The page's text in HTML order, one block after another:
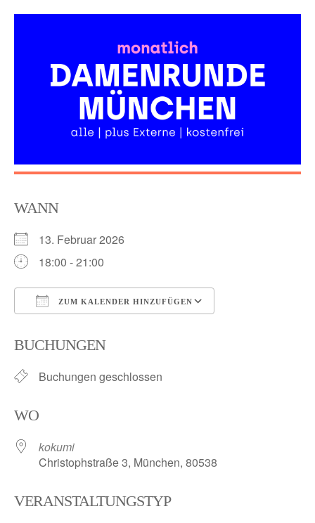
content
WANN
13. Februar 2026
18:00 - 21:00
ZUM KALENDER HINZUFÜGEN
BUCHUNGEN
Buchungen geschlossen
WO
kokumi
Christophstraße 3, München, 80538
VERANSTALTUNGSTYP